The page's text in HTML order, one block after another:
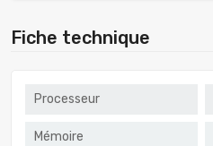
Fiche technique
Processeur
Mémoire